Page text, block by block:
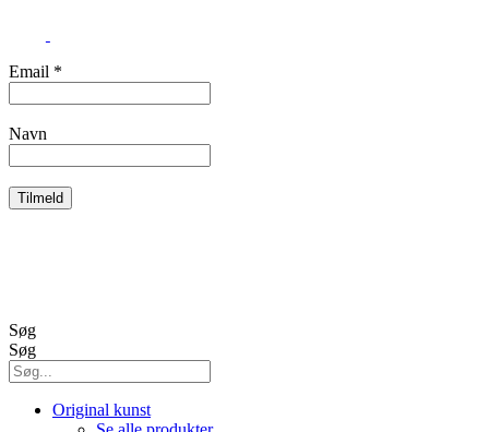
Email *
Navn
Søg
Søg
Original kunst